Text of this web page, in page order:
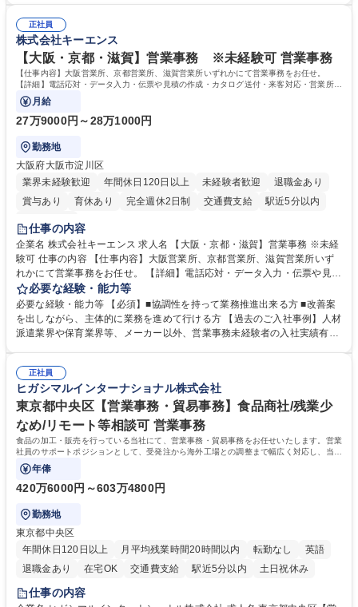
平均100件前後■メール・手紙：同上40件前後 募集職種 中野本社【お客様
相談室】お客様のお声をもとにより良い商品づくりへ貢献
すのでご安心ください。 【当社について】キリングループの広報機能を担
う会社として、お客様との出会いを大切にし、磨き上げたホスピタリティ
を込めてコミュニケーションをとりながら広報関連業務を行っておりま
す。 学歴・資格 学歴：大学院 大学 高専 短大 専修学校 高校 語学力： 資
格：
正社員
株式会社キーエンス
【大阪・京都・滋賀】営業事務 ※未経験可 営業事務
【仕事内容】大阪営業所、京都営業所、滋賀営業所いずれかにて営業事務をお任せ。
【詳細】電話応対・データ入力・伝票や見積の作成・カタログ送付・来客対応・営業所内
で発生する事務業務や業務改善をお任せ。
月給
27万9000円～28万1000円
勤務地
大阪府大阪市淀川区
業界未経験歓迎
年間休日120日以上 未経験者歓迎
退職金あり
賞与あり
育休あり 完全週休2日制 交通費支給
駅近5分以内
土日祝休み
仕事の内容
企業名 株式会社キーエンス 求人名 【大阪・京都・滋賀】営業事務 ※未経
験可 仕事の内容 【仕事内容】大阪営業所、京都営業所、滋賀営業所いず
れかにて営業事務をお任せ。 【詳細】電話応対・データ入力・伝票や見積
の作成・カタログ送付・来客対応・営業所内で発生する事務業務や業務改
善をお任せ。 【教育制度】ご入社後、育成担当とペアになりながらOJTに
て業務を覚えていただくことが可能です。業務システムがきちんと構築さ
れているため、スムーズに仕事に慣れることができる環境です。また、
募集職種 【大阪・京都・滋賀】営業事務 ※未経験可
必要な経験・能力等
必要な経験・能力等 【必須】■協調性を持って業務推進出来る方 ■改善案
を出しながら、主体的に業務を進めて行ける方 【過去のご入社事例】人材
派遣業界や保育業界等、メーカー以外、営業事務未経験者の入社実績有
えて、お客様や社員の状況に合わせ、能動的なサポート、改善の動きも期
待され。組織を支えるスペシャリストとして、チームに貢献し、結果的に
社員から頼られる存在になることができます。平均19:30の退勤以降の業
務の持ち帰りも禁止されており、メリハリのある働き方となります。 学
歴・資格 学歴：大学院 大学 高専 短大 語学力： 資格：
正社員
ヒガシマルインターナショナル株式会社
東京都中央区【営業事務・貿易事務】食品商社/残業少
なめ/リモート等相談可 営業事務
食品の加工・販売を行っている当社にて、営業事務・貿易事務をお任せいたします。営業
社員のサポートポジションとして、受発注から海外工場との調整まで幅広く対応し、当社
事業の根幹を支えていただきます。
年俸
420万6000円～603万4800円
勤務地
東京都中央区
年間休日120日以上
月平均残業時間20時間以内 転勤なし
英語
退職金あり
在宅OK 交通費支給 駅近5分以内 土日祝休み
仕事の内容